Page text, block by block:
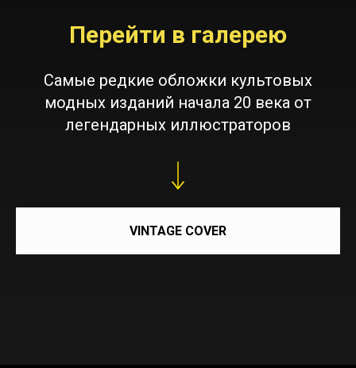
Перейти в галерею
Самые редкие обложки культовых
модных изданий начала 20 века от
легендарных иллюстраторов
VINTAGE COVER